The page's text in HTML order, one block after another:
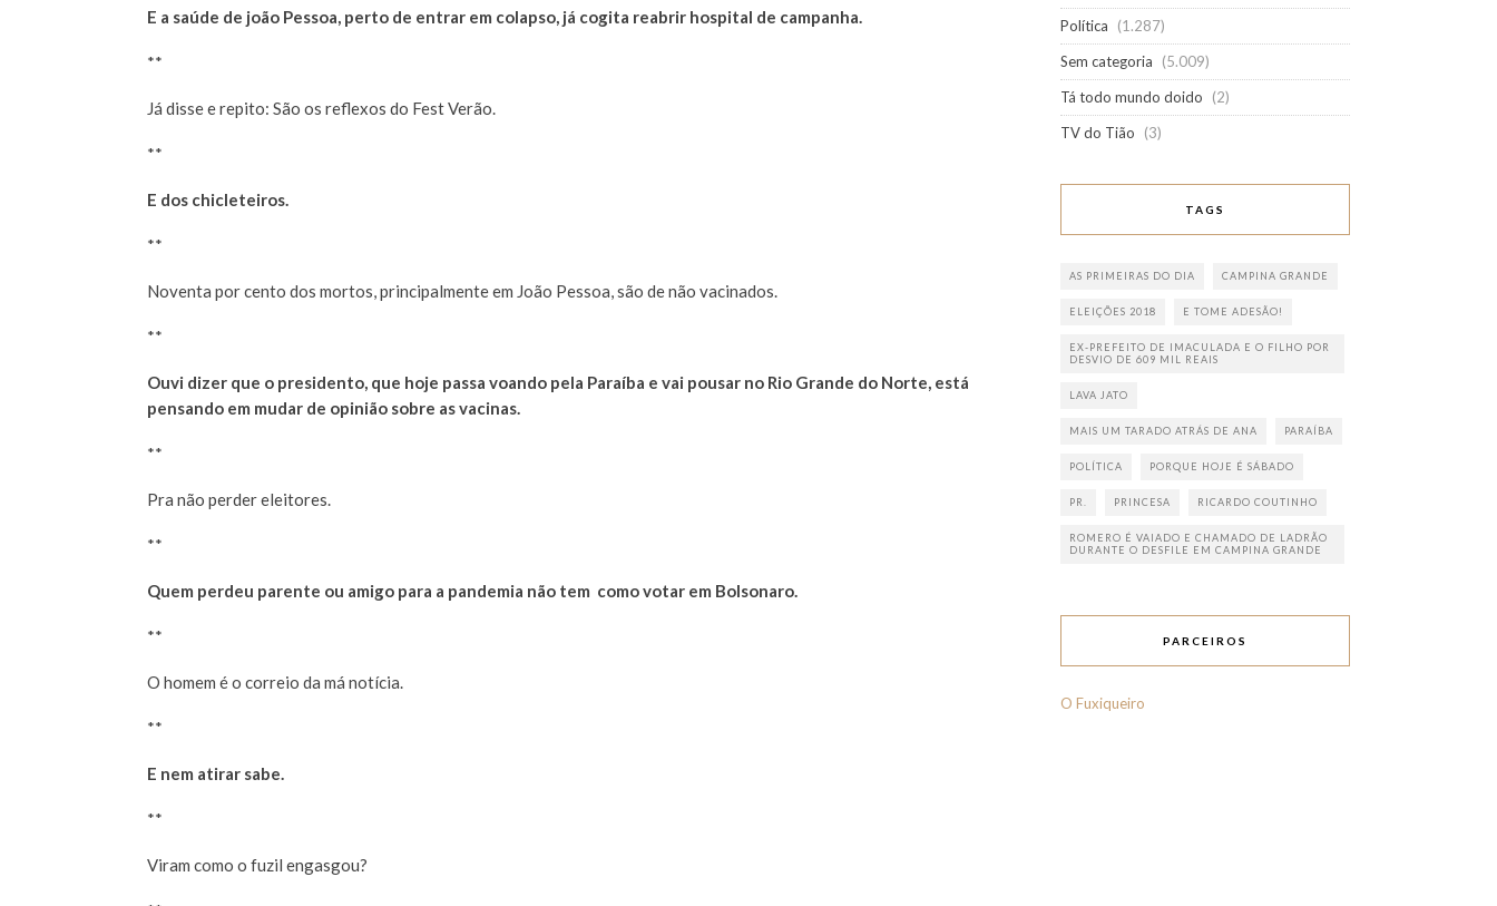
E a saúde de joão Pessoa, perto de entrar em colapso, já cogita reabrir hospital de campanha.
**
Já disse e repito: São os reflexos do Fest Verão.
**
E dos chicleteiros.
**
Noventa por cento dos mortos, principalmente em João Pessoa, são de não vacinados.
**
Ouvi dizer que o presidento, que hoje passa voando pela Paraíba e vai pousar no Rio Grande do Norte, está
pensando em mudar de opinião sobre as vacinas.
**
Pra não perder eleitores.
**
Quem perdeu parente ou amigo para a pandemia não tem como votar em Bolsonaro.
**
O homem é o correio da má notícia.
**
E nem atirar sabe.
**
Viram como o fuzil engasgou?
Política
(1.287)
Sem categoria
(5.009)
Tá todo mundo doido
(2)
TV do Tião
(3)
TAGS
AS PRIMEIRAS DO DIA CAMPINA GRANDE
ELEIÇÕES 2018 E TOME ADESÃO!
EX-PREFEITO DE IMACULADA E O FILHO POR
DESVIO DE 609 MIL REAIS
LAVA JATO
MAIS UM TARADO ATRÁS DE ANA PARAÍBA
POLÍTICA PORQUE HOJE É SÁBADO
PR. PRINCESA RICARDO COUTINHO
ROMERO É VAIADO E CHAMADO DE LADRÃO
DURANTE O DESFILE EM CAMPINA GRANDE
PARCEIROS
O Fuxiqueiro